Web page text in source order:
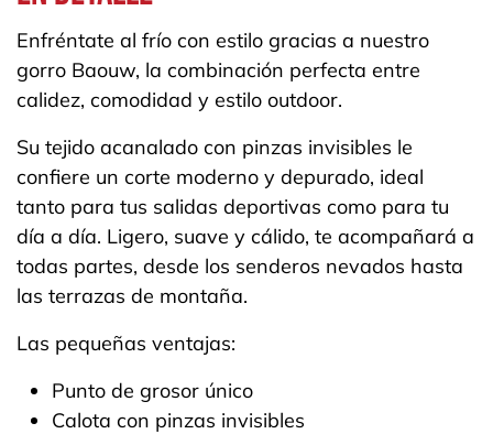
Enfréntate al frío con estilo gracias a nuestro
gorro Baouw, la combinación perfecta entre
calidez, comodidad y estilo outdoor.
Su tejido acanalado con pinzas invisibles le
confiere un corte moderno y depurado, ideal
tanto para tus salidas deportivas como para tu
día a día. Ligero, suave y cálido, te acompañará a
todas partes, desde los senderos nevados hasta
las terrazas de montaña.​
Las pequeñas ventajas:
Punto de grosor único
Calota con pinzas invisibles